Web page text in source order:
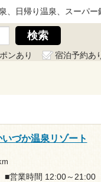
、日帰り温泉、スーパー
ンあり
宿泊予約あ
づか温泉リゾート
■営業時間 12:00～21:00